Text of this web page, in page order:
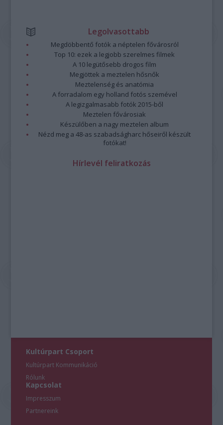
Legolvasottabb
Megdöbbentő fotók a néptelen fővárosról
Top 10: ezek a legjobb szerelmes filmek
A 10 legütősebb drogos film
Megjöttek a meztelen hősnők
Meztelenség és anatómia
A forradalom egy holland fotós szemével
A legizgalmasabb fotók 2015-ből
Meztelen fővárosiak
Készülőben a nagy meztelen album
Nézd meg a 48-as szabadságharc hőseiről készült
fotókat!
Hírlevél feliratkozás
Kultúrpart Csoport
Kultúrpart Kommunikáció
Rólunk
Kapcsolat
Impresszum
Partnereink